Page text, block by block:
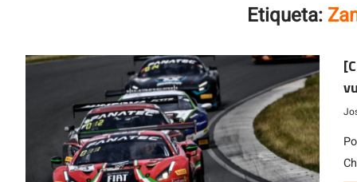
Etiqueta: